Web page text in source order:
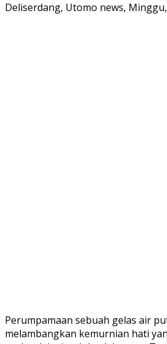
Deliserdang, Utomo news,
Perumpamaan sebuah gelas air
melambangkan kemurnian hati